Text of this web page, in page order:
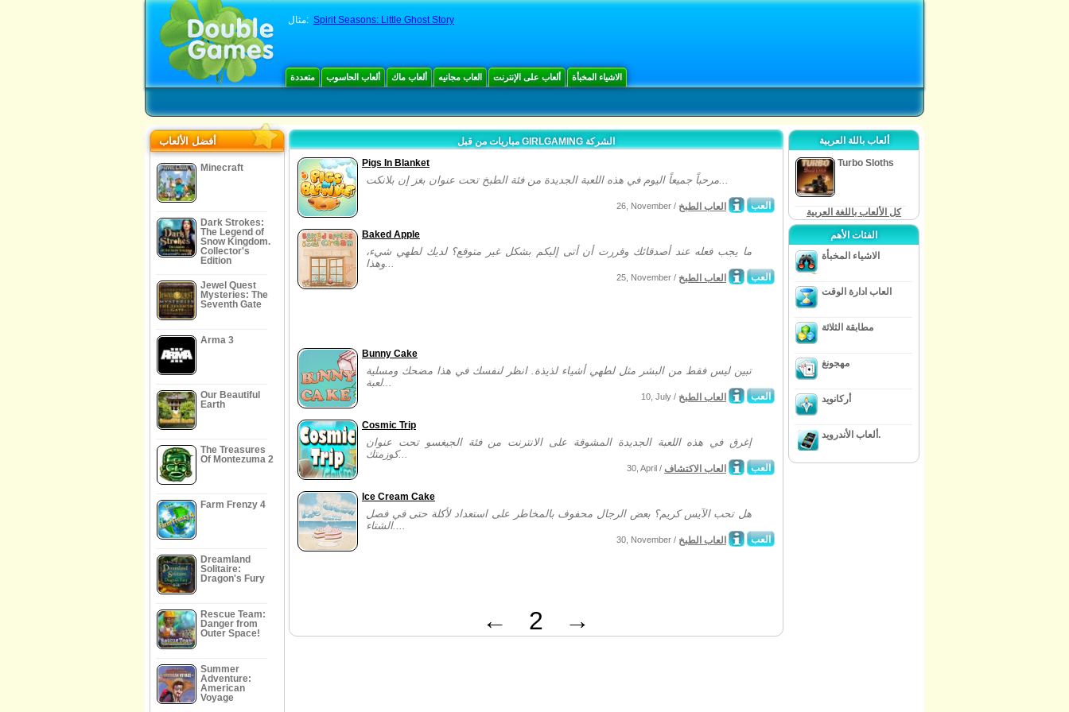
مثال: Spirit Seasons: Little Ghost Story
متعددة ألعاب الحاسوب ألعاب ماك العاب مجانيه ألعاب على الإنترنت الاشياء المخبأة
أفضل الألعاب
Minecraft
Dark Strokes:
The Legend of
Snow Kingdom.
Collector's
Edition
Jewel Quest
Mysteries: The
Seventh Gate
Arma 3
Our Beautiful
Earth
The Treasures
Of Montezuma 2
Farm Frenzy 4
Dreamland
Solitaire:
Dragon's Fury
Rescue Team:
Danger from
Outer Space!
Summer
Adventure:
American
Voyage
مباريات من قبل GIRLGAMING الشركة
Pigs In Blanket
مرحباً جميعاً اليوم في هذه اللعبة الجديدة من فئة الطبخ تحت عنوان بغز إن بلانكت...
العب 26, November / العاب الطبخ
Baked Apple
ما يجب فعله عند أصدقائك وقررت أن أتى إليكم بشكل غير متوقع؟ لديك لطهي شيء،
وهذا...
العب 25, November / العاب الطبخ
Bunny Cake
تبين ليس فقط من البشر مثل لطهي أشياء لذيذة. انظر لنفسك في هذا مضحك ومسلية
لعبة...
العب 10, July / العاب الطبخ
Cosmic Trip
إغرق في هذه اللعبة الجديدة المشوقة على الانترنت من فئة الجيغسو تحت عنوان
كوزمتك...
العب 30, April / العاب الاكتشاف
Ice Cream Cake
هل تحب الآيس كريم؟ بعض الرجال محفوف بالمخاطر على استعداد لأكلة حتى في فصل
الشتاء....
العب 30, November / العاب الطبخ
← 2 →
ألعاب باللة العربية
Turbo Sloths
كل الألعاب باللغة العربية
الفئات الأهم
الاشياء المخبأة
العاب ادارة الوقت
مطابقة الثلاثة
مهجونغ
أركانويد
ألعاب الأندرويد.